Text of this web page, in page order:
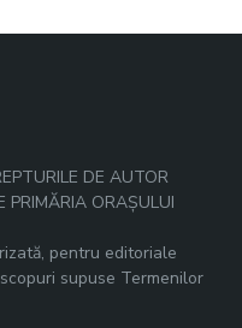
DE AUTOR
PRIMĂRIA ORAȘULUI
pentru editoriale
supuse Termenilor